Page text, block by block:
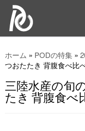
ホーム » PODの特集 »
つおたたき 背腹食べ比
三陸水産の旬
たき 背腹食べ